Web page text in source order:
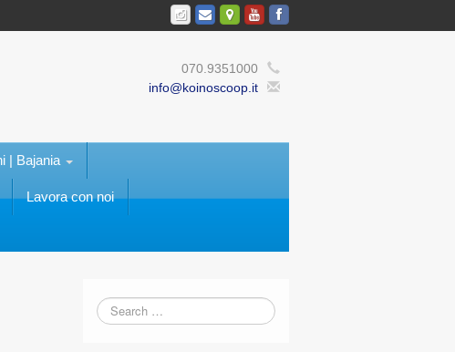
070.9351000
info@koinoscoop.it
| Bajania
Lavora con noi